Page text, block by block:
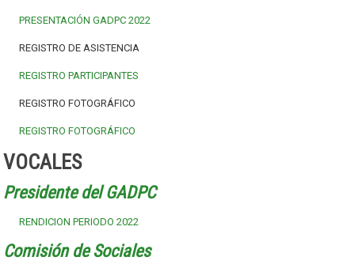
PRESENTACIÓN GADPC 2022
REGISTRO DE ASISTENCIA
REGISTRO PARTICIPANTES
REGISTRO FOTOGRÁFICO
REGISTRO FOTOGRÁFICO
VOCALES
Presidente del GADPC
RENDICION PERIODO 2022
Comisión de Sociales